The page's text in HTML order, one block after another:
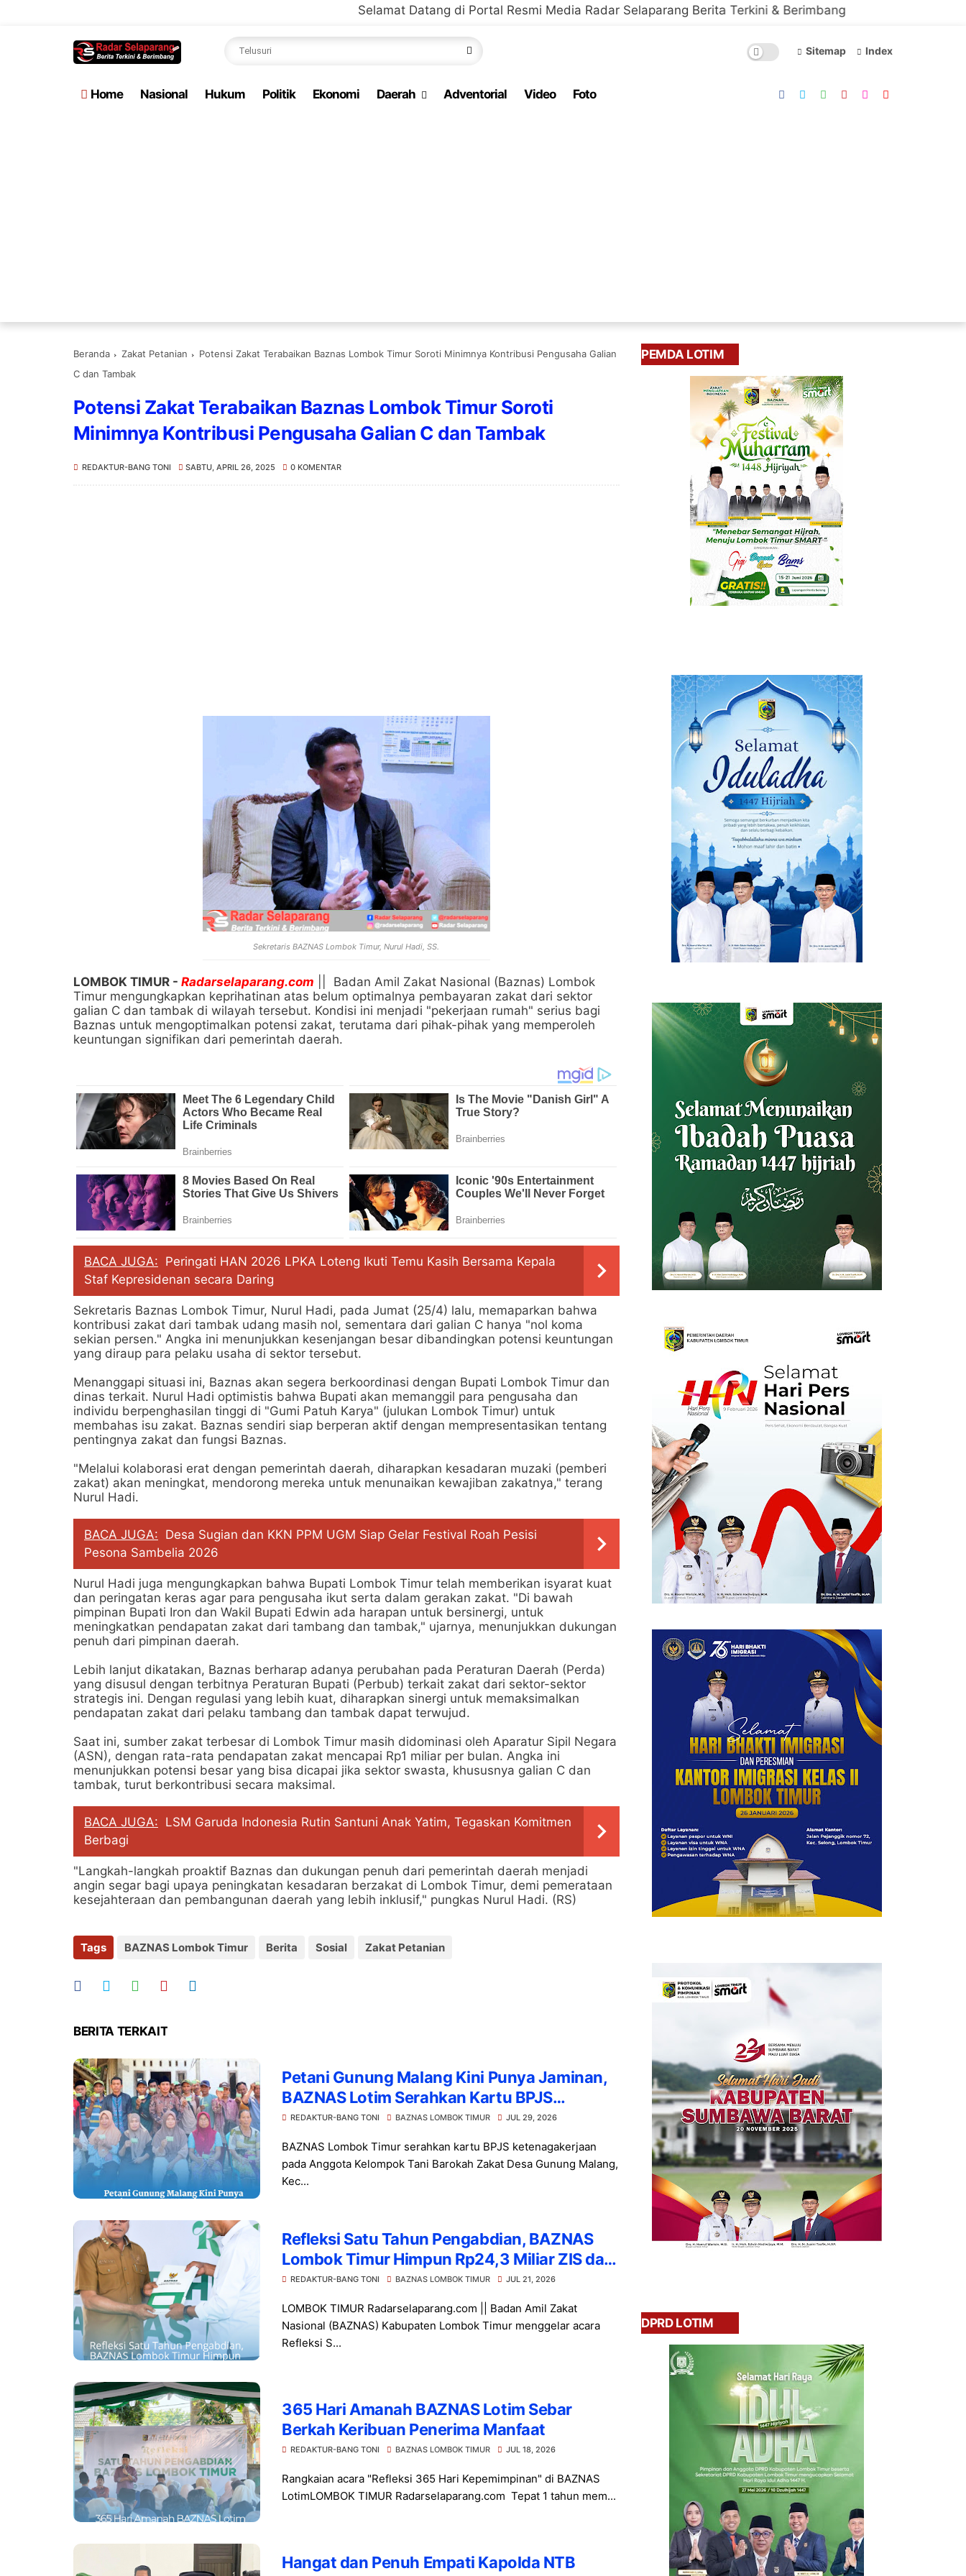
Selamat Datang di Portal Resmi Media Radar Selaparang Berita Terkini & Berimbang
Sitemap Index
Home Nasional Hukum Politik Ekonomi Daerah Adventorial Video Foto
Beranda Zakat Petanian
Potensi Zakat Terabaikan Baznas Lombok Timur Soroti Minimnya Kontribusi Pengusaha Galian
C dan Tambak
Potensi Zakat Terabaikan Baznas Lombok Timur Soroti
Minimnya Kontribusi Pengusaha Galian C dan Tambak
REDAKTUR-BANG TONI SABTU, APRIL 26, 2025 0 KOMENTAR
Sekretaris BAZNAS Lombok Timur, Nurul Hadi, SS.
LOMBOK TIMUR - Radarselaparang.com || Badan Amil Zakat Nasional (Baznas) Lombok
Timur mengungkapkan keprihatinan atas belum optimalnya pembayaran zakat dari sektor
galian C dan tambak di wilayah tersebut. Kondisi ini menjadi "pekerjaan rumah" serius bagi
Baznas untuk mengoptimalkan potensi zakat, terutama dari pihak-pihak yang memperoleh
keuntungan signifikan dari pemerintah daerah.
BACA JUGA: Peringati HAN 2026 LPKA Loteng Ikuti Temu Kasih Bersama Kepala
Staf Kepresidenan secara Daring
Sekretaris Baznas Lombok Timur, Nurul Hadi, pada Jumat (25/4) lalu, memaparkan bahwa
kontribusi zakat dari tambak udang masih nol, sementara dari galian C hanya "nol koma
sekian persen." Angka ini menunjukkan kesenjangan besar dibandingkan potensi keuntungan
yang diraup para pelaku usaha di sektor tersebut.
Menanggapi situasi ini, Baznas akan segera berkoordinasi dengan Bupati Lombok Timur dan
dinas terkait. Nurul Hadi optimistis bahwa Bupati akan memanggil para pengusaha dan
individu berpenghasilan tinggi di "Gumi Patuh Karya" (julukan Lombok Timur) untuk
membahas isu zakat. Baznas sendiri siap berperan aktif dengan mempresentasikan tentang
pentingnya zakat dan fungsi Baznas.
"Melalui kolaborasi erat dengan pemerintah daerah, diharapkan kesadaran muzaki (pemberi
zakat) akan meningkat, mendorong mereka untuk menunaikan kewajiban zakatnya," terang
Nurul Hadi.
BACA JUGA: Desa Sugian dan KKN PPM UGM Siap Gelar Festival Roah Pesisi
Pesona Sambelia 2026
Nurul Hadi juga mengungkapkan bahwa Bupati Lombok Timur telah memberikan isyarat kuat
dan peringatan keras agar para pengusaha ikut serta dalam gerakan zakat. "Di bawah
pimpinan Bupati Iron dan Wakil Bupati Edwin ada harapan untuk bersinergi, untuk
meningkatkan pendapatan zakat dari tambang dan tambak," ujarnya, menunjukkan dukungan
penuh dari pimpinan daerah.
Lebih lanjut dikatakan, Baznas berharap adanya perubahan pada Peraturan Daerah (Perda)
yang disusul dengan terbitnya Peraturan Bupati (Perbub) terkait zakat dari sektor-sektor
strategis ini. Dengan regulasi yang lebih kuat, diharapkan sinergi untuk memaksimalkan
pendapatan zakat dari pelaku tambang dan tambak dapat terwujud.
Saat ini, sumber zakat terbesar di Lombok Timur masih didominasi oleh Aparatur Sipil Negara
(ASN), dengan rata-rata pendapatan zakat mencapai Rp1 miliar per bulan. Angka ini
menunjukkan potensi besar yang bisa dicapai jika sektor swasta, khususnya galian C dan
tambak, turut berkontribusi secara maksimal.
BACA JUGA: LSM Garuda Indonesia Rutin Santuni Anak Yatim, Tegaskan Komitmen
Berbagi
"Langkah-langkah proaktif Baznas dan dukungan penuh dari pemerintah daerah menjadi
angin segar bagi upaya peningkatan kesadaran berzakat di Lombok Timur, demi pemerataan
kesejahteraan dan pembangunan daerah yang lebih inklusif," pungkas Nurul Hadi. (RS)
Tags BAZNAS Lombok Timur Berita Sosial Zakat Petanian
BERITA TERKAIT
Petani Gunung Malang Kini Punya Jaminan,
BAZNAS Lotim Serahkan Kartu BPJS
Ketenagakerjaan
REDAKTUR-BANG TONI BAZNAS LOMBOK TIMUR JUL 29, 2026
BAZNAS Lombok Timur serahkan kartu BPJS ketenagakerjaan
pada Anggota Kelompok Tani Barokah Zakat Desa Gunung Malang,
Kec...
Refleksi Satu Tahun Pengabdian, BAZNAS
Lombok Timur Himpun Rp24,3 Miliar ZIS dan
Gandeng 11 Mitra Strategis
REDAKTUR-BANG TONI BAZNAS LOMBOK TIMUR JUL 21, 2026
LOMBOK TIMUR Radarselaparang.com || Badan Amil Zakat
Nasional (BAZNAS) Kabupaten Lombok Timur menggelar acara
Refleksi S...
365 Hari Amanah BAZNAS Lotim Sebar
Berkah Keribuan Penerima Manfaat
REDAKTUR-BANG TONI BAZNAS LOMBOK TIMUR JUL 18, 2026
Rangkaian acara "Refleksi 365 Hari Kepemimpinan" di BAZNAS
LotimLOMBOK TIMUR Radarselaparang.com Tepat 1 tahun mem...
Hangat dan Penuh Empati Kapolda NTB
PEMDA LOTIM
DPRD LOTIM